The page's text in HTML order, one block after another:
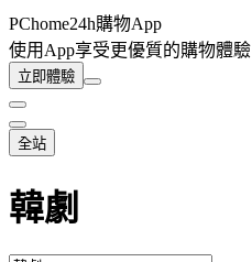
PChome24h購物App
使用App享受更優質的購物體驗
立即體驗
全站
韓劇